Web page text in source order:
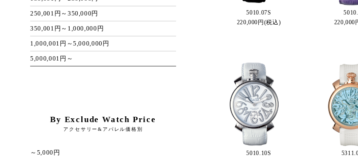
5010.07S
220,000円(税込)
220,000
5010.10S
250,001円～350,000円
350,001円～1,000,000円
1,000,001円～5,000,000円
5,000,001円～
By Exclude Watch Price
アクセサリー&アパレル価格別
～5,000円